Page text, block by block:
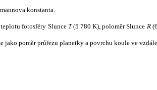
konstanta.
fotosféry Slunce T(5 780 K), poloměr Slunce R
jako poměr průřezu planetky a povrchu koule ve